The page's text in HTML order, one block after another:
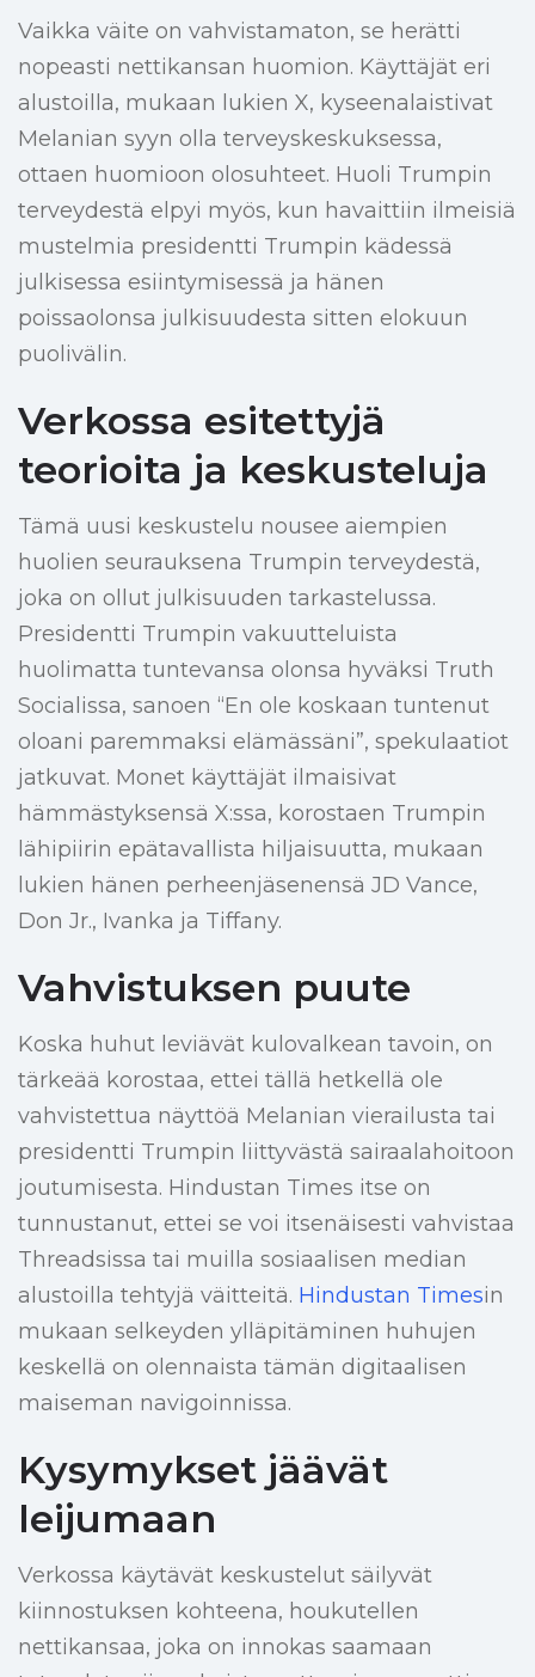
Vaikka väite on vahvistamaton, se herätti
nopeasti nettikansan huomion. Käyttäjät eri
alustoilla, mukaan lukien X, kyseenalaistivat
Melanian syyn olla terveyskeskuksessa,
ottaen huomioon olosuhteet. Huoli Trumpin
terveydestä elpyi myös, kun havaittiin ilmeisiä
mustelmia presidentti Trumpin kädessä
julkisessa esiintymisessä ja hänen
poissaolonsa julkisuudesta sitten elokuun
puolivälin.
Verkossa esitettyjä
teorioita ja keskusteluja
Tämä uusi keskustelu nousee aiempien
huolien seurauksena Trumpin terveydestä,
joka on ollut julkisuuden tarkastelussa.
Presidentti Trumpin vakuutteluista
huolimatta tuntevansa olonsa hyväksi Truth
Socialissa, sanoen “En ole koskaan tuntenut
oloani paremmaksi elämässäni”, spekulaatiot
jatkuvat. Monet käyttäjät ilmaisivat
hämmästyksensä X:ssa, korostaen Trumpin
lähipiirin epätavallista hiljaisuutta, mukaan
lukien hänen perheenjäsenensä JD Vance,
Don Jr., Ivanka ja Tiffany.
Vahvistuksen puute
Koska huhut leviävät kulovalkean tavoin, on
tärkeää korostaa, ettei tällä hetkellä ole
vahvistettua näyttöä Melanian vierailusta tai
presidentti Trumpin liittyvästä sairaalahoitoon
joutumisesta. Hindustan Times itse on
tunnustanut, ettei se voi itsenäisesti vahvistaa
Threadsissa tai muilla sosiaalisen median
alustoilla tehtyjä väitteitä. Hindustan Timesin
mukaan selkeyden ylläpitäminen huhujen
keskellä on olennaista tämän digitaalisen
maiseman navigoinnissa.
Kysymykset jäävät
leijumaan
Verkossa käytävät keskustelut säilyvät
kiinnostuksen kohteena, houkutellen
nettikansaa, joka on innokas saamaan